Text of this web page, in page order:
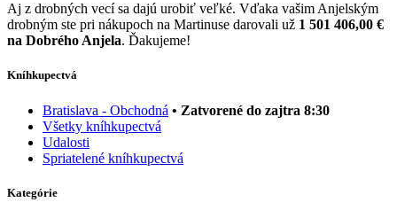
Aj z drobných vecí sa dajú urobiť veľké. Vďaka vašim Anjelským
drobným ste pri nákupoch na Martinuse darovali už 1 501 406,00 €
na Dobrého Anjela. Ďakujeme!
Kníhkupectvá
Bratislava - Obchodná • Zatvorené do zajtra 8:30
Všetky kníhkupectvá
Udalosti
Spriatelené kníhkupectvá
Kategórie